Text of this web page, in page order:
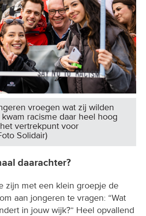
vroegen wat zij wilden
racisme daar heel hoog
vertrekpunt voor
Solidair)
daarachter?
zijn met een klein groepje de
aan jongeren te vragen: “Wat
in jouw wijk?” Heel opvallend